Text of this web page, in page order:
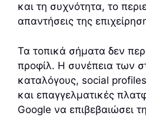
και τη συχνότητα, το
απαντήσεις της
Τα τοπικά σήματα δεν
προφίλ. Η συνέπεια των
καταλόγους, social
και επαγγελματικές
Google να επιβεβαιώσει